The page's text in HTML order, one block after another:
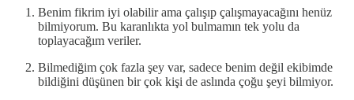
Benim fikrim iyi olabilir ama çalışıp çalışmayacağını henüz
bilmiyorum. Bu karanlıkta yol bulmamın tek yolu da
toplayacağım veriler.
Bilmediğim çok fazla şey var, sadece benim değil ekibimde
bildiğini düşünen bir çok kişi de aslında çoğu şeyi bilmiyor.